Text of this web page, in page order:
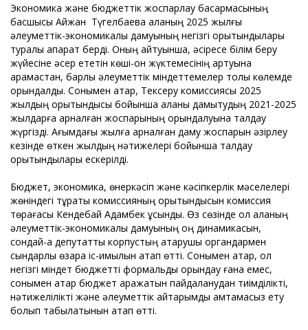
Экономика және бюджеттік жоспарлау басқармасының
басшысы Айжан Түгелбаева қаланың 2025 жылғы
әлеуметтік-экономикалық дамуының негізгі қорытындылары
туралы ақпарат берді. Оның айтуынша, әсіресе білім беру
жүйесіне әсер ететін көші-қон жүктемесінің артуына
қарамастан, барлық әлеуметтік міндеттемелер толық көлемде
орындалды. Сонымен қатар, Тексеру комиссиясы 2025
жылдың қорытындысы бойынша қаланы дамытудың 2021-2025
жылдарға арналған жоспарының орындалуына талдау
жүргізді. Ағымдағы жылға арналған даму жоспарын әзірлеу
кезінде өткен жылдың нәтижелері бойынша талдау
қорытындылары ескерілді.
Бюджет, экономика, өнеркәсіп және кәсіпкерлік мәселелері
жөніндегі тұрақты комиссияның қорытындысын комиссия
төрағасы Кендебай Адамбек ұсынды. Өз сөзінде ол қаланың
әлеуметтік-экономикалық дамуының оң динамикасын,
сондай-ақ депутаттық корпустың атқарушы органдармен
сындарлы өзара іс-қимылын атап өтті. Сонымен қатар, ол
негізгі міндет бюджетті формальды орындау ғана емес,
сонымен қатар бюджет қаражатын пайдаланудан тиімділікті,
нәтижелілікті және әлеуметтік қайтарымды қамтамасыз ету
болып табылатынын атап өтті.